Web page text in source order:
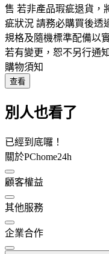
售 若非產品瑕疵退貨，
疵狀況 請務必購買後
規格及隨機標準配備以
若有變更，恕不另行通
購物須知
查看
別人也看了
已經到底囉！
關於PChome24h
顧客權益
其他服務
企業合作